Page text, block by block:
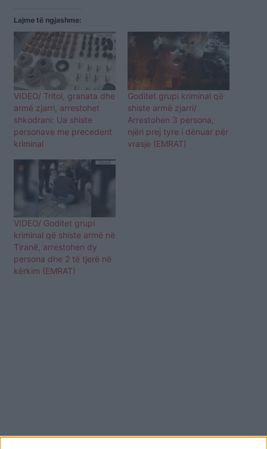
Lajme të ngjashme:
VIDEO/ Tritol, granata dhe
armë zjarri, arrestohet
shkodrani: Ua shiste
personave me precedent
kriminal
Goditet grupi kriminal që
shiste armë zjarri/
Arrestohen 3 persona,
njëri prej tyre i dënuar për
vrasje (EMRAT)
VIDEO/ Goditet grupi
kriminal që shiste armë në
Tiranë, arrestohen dy
persona dhe 2 të tjerë në
kërkim (EMRAT)